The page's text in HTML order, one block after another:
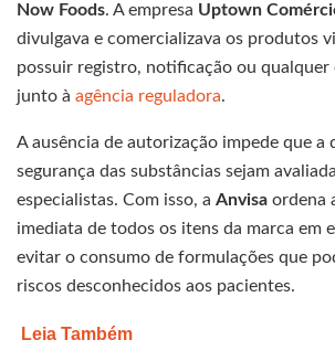
Now Foods. A empresa Uptown
divulgava e comercializava os produtos
possuir registro, notificação ou qualquer
junto à agência reguladora.
A ausência de autorização impede que a
segurança das substâncias sejam
especialistas. Com isso, a Anvisa ordena
imediata de todos os itens da marca em
evitar o consumo de formulações que
riscos desconhecidos aos pacientes.
Leia Também